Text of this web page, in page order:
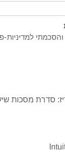
למדיניות-
סדרת מסכות